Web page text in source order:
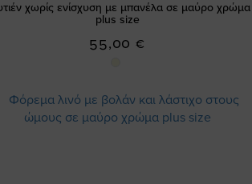
χωρίς ενίσχυση με μπανέλα σε μαύρο χρώμα
plus size
55,00 €